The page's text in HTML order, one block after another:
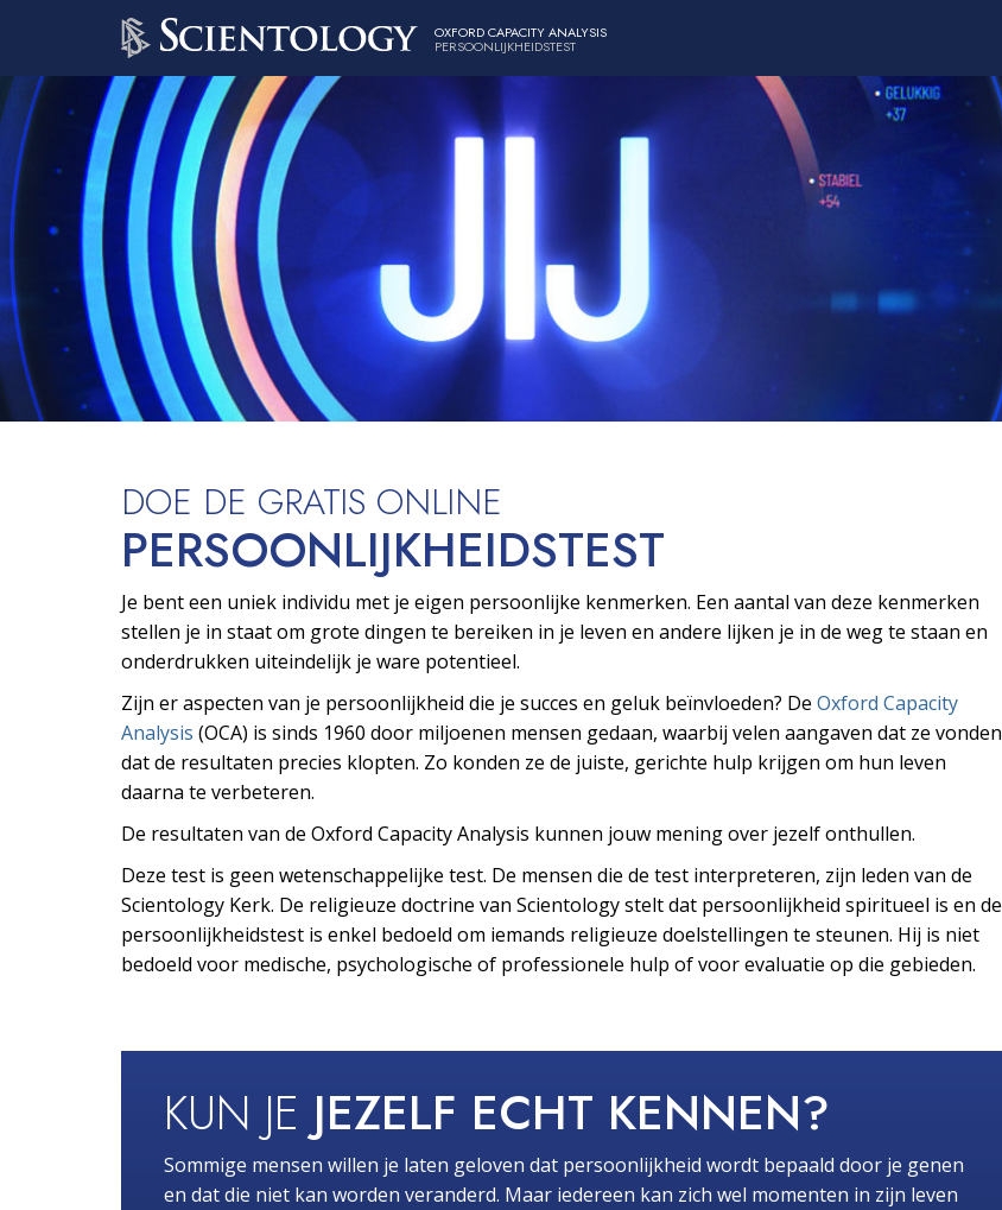
OXFORD CAPACITY ANALYSIS
PERSOONLIJKHEIDSTEST
DOE DE GRATIS ONLINE
PERSOONLIJKHEIDS­TEST
Je bent een uniek individu met je eigen persoonlijke kenmerken. Een aantal van deze kenmerken
stellen je in staat om grote dingen te bereiken in je leven en andere lijken je in de weg te staan en
onderdrukken uiteindelijk je ware potentieel.
Zijn er aspecten van je persoonlijkheid die je succes en geluk beïnvloeden? De Oxford Capacity
Analysis (OCA) is sinds 1960 door miljoenen mensen gedaan, waarbij velen aangaven dat ze vonden
dat de resultaten precies klopten. Zo konden ze de juiste, gerichte hulp krijgen om hun leven
daarna te verbeteren.
De resultaten van de Oxford Capacity Analysis kunnen jouw mening over jezelf onthullen.
Deze test is geen wetenschappelijke test. De mensen die de test interpreteren, zijn leden van de
Scientology Kerk. De religieuze doctrine van Scientology stelt dat persoonlijkheid spiritueel is en de
persoonlijkheidstest is enkel bedoeld om iemands religieuze doelstellingen te steunen. Hij is niet
bedoeld voor medische, psychologische of professionele hulp of voor evaluatie op die gebieden.
KUN JE JEZELF ECHT KENNEN?
Sommige mensen willen je laten geloven dat persoonlijkheid wordt bepaald door je genen
en dat die niet kan worden veranderd. Maar iedereen kan zich wel momenten in zijn leven